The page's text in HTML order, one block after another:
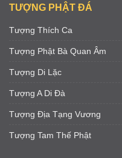
TƯỢNG PHẬT ĐÁ
Tượng Thích Ca
Tượng Phật Bà Quan Âm
Tượng Di Lặc
Tượng A Di Đà
Tượng Địa Tạng Vương
Tượng Tam Thế Phật